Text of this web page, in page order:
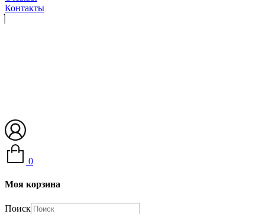
Контакты
0
Моя корзина
Поиск